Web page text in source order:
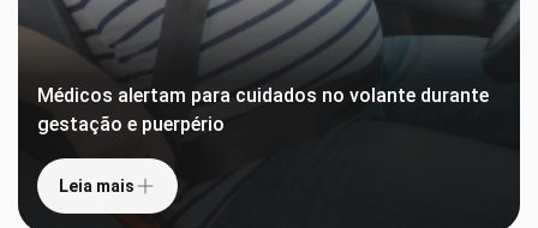
Médicos alertam para cuidados no volante durante
gestação e puerpério
Leia mais